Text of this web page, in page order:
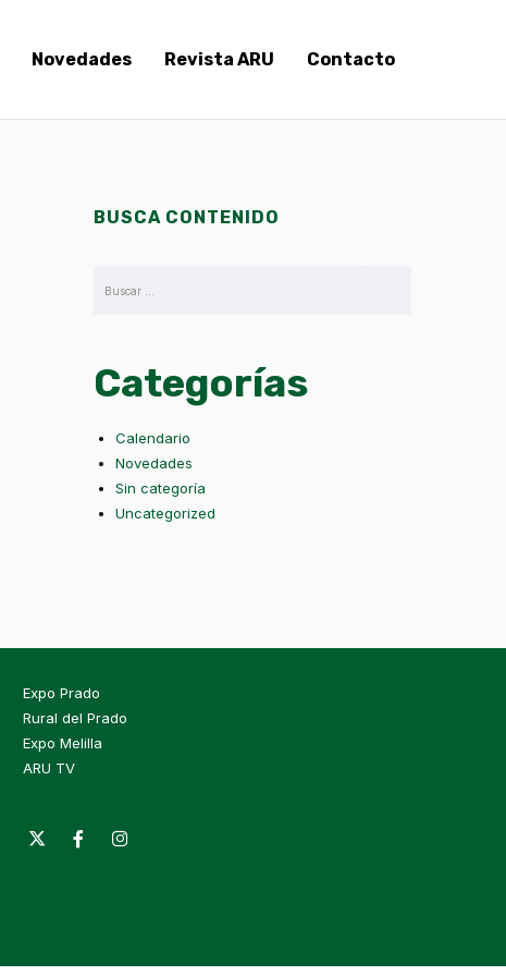
Novedades Revista ARU Contacto
BUSCA CONTENIDO
Categorías
Calendario
Novedades
Sin categoría
Uncategorized
Expo Prado
Rural del Prado
Expo Melilla
ARU TV